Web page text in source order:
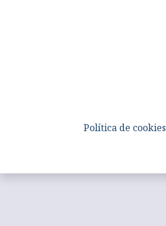
Política de cookies